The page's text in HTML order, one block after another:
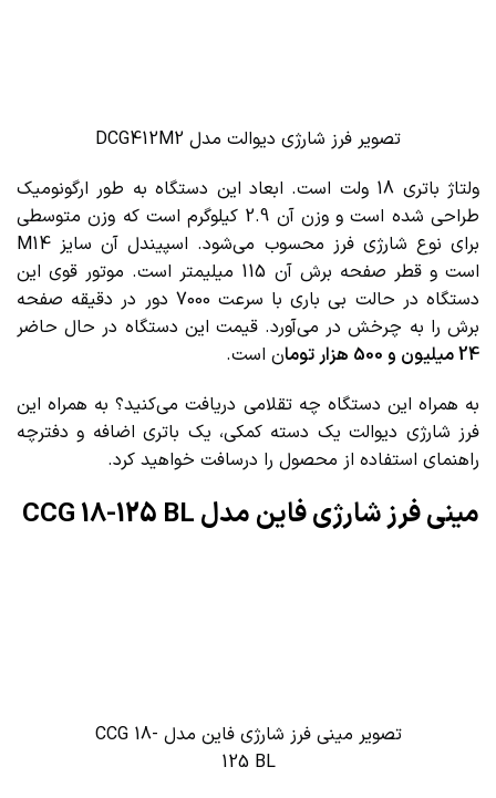
تصویر فرز شارژی دیوالت مدل DCG412M2
ولتاژ باتری 18 ولت است. ابعاد این دستگاه به طور ارگونومیک
طراحی شده است و وزن آن 2.9 کیلوگرم است که وزن متوسطی
برای نوع شارژی فرز محسوب می‌شود. اسپیندل آن سایز M14
است و قطر صفحه برش آن 115 میلیمتر است. موتور قوی این
دستگاه در حالت بی باری با سرعت 7000 دور در دقیقه صفحه
برش را به چرخش در می‌آورد. قیمت این دستگاه در حال حاضر
24 میلیون و 500 هزار توما
ن است.
به همراه این دستگاه چه تقلامی دریافت می‌کنید؟ به همراه این
فرز شارژی دیوالت یک دسته کمکی، یک باتری اضافه و دفترچه
راهنمای استفاده از محصول را درسافت خواهید کرد.
مینی فرز شارژی فاین مدل CCG 18-125 BL
تصویر مینی فرز شارژی فاین مدل CCG 18-
125 BL